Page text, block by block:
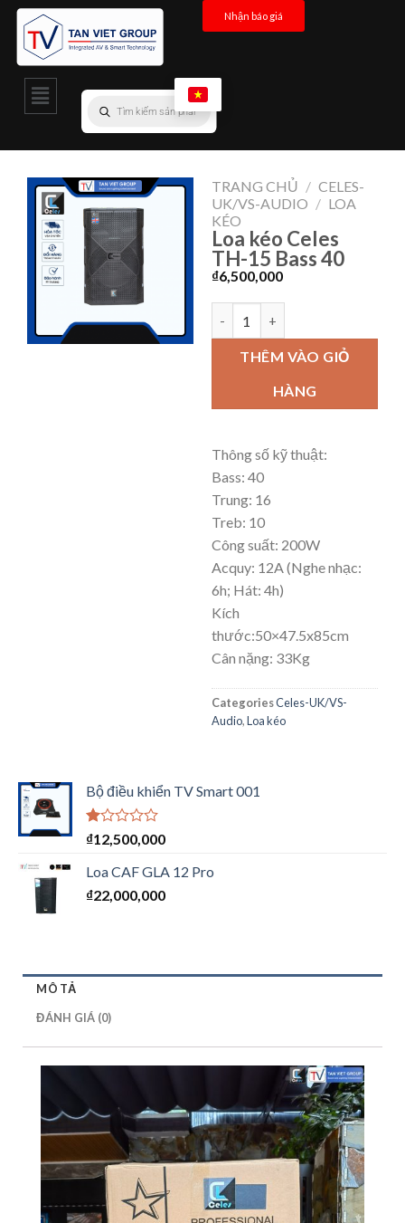
Nhận báo giá
TRANG CHỦ / CELES-
UK/VS-AUDIO / LOA
KÉO
Loa kéo Celes
TH-15 Bass 40
₫6,500,000
THÊM VÀO GIỎ
HÀNG
Thông số kỹ thuật:
Bass: 40
Trung: 16
Treb: 10
Công suất: 200W
Acquy: 12A (Nghe nhạc:
6h; Hát: 4h)
Kích
thước:50×47.5x85cm
Cân nặng: 33Kg
CategoriesCeles-UK/VS-
Audio,Loa kéo
Bộ điều khiển TV Smart 001
Được
hạng
1.00
5
₫12,500,000
Loa CAF GLA 12 Pro
₫22,000,000
MÔ TẢ
ĐÁNH GIÁ (0)